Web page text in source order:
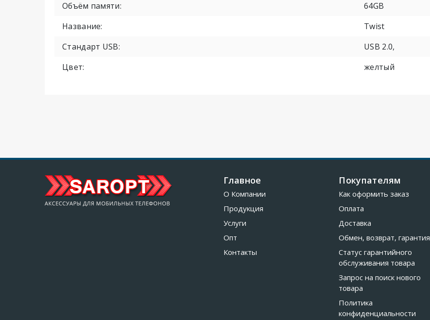
Объём памяти:
64GB
Название:
Twist
Стандарт USB:
USB 2.0,
Цвет:
желтый
Главное
О Компании
Продукция
Услуги
Опт
Контакты
Покупателям
Как оформить заказ
Оплата
Доставка
Обмен, возврат, гарантия
Статус гарантийного
обслуживания товара
Запрос на поиск нового
товара
Политика
конфиденциальности